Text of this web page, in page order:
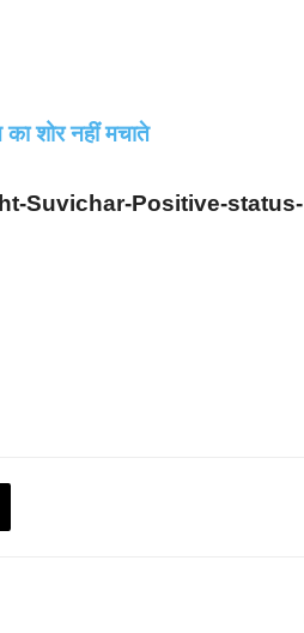
शोर नहीं मचाते
Suvichar-Positive-status-